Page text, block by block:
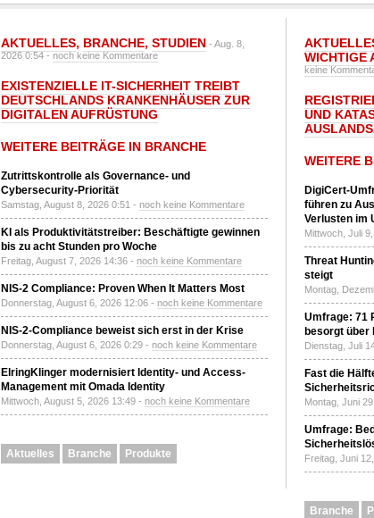
AKTUELLES, BRANCHE, STUDIEN - Aug. 8,
2026 0:54 -noch keine Kommentare
EXISTENZIELLE IT-SICHERHEIT TREIBT
DEUTSCHLANDS KRANKENHÄUSER ZUR
DIGITALEN AUFRÜSTUNG
WEITERE BEITRÄGE IN BRANCHE
Zutrittskontrolle als Governance- und
Cybersecurity-Priorität
Samstag, August 8, 2026 0:51 - noch keine Kommentare
KI als Produktivitätstreiber: Beschäftigte gewinnen
bis zu acht Stunden pro Woche
Freitag, August 7, 2026 14:36 - noch keine Kommentare
NIS-2 Compliance: Proven When It Matters Most
Donnerstag, August 6, 2026 12:06 - noch keine Kommentare
NIS-2-Compliance beweist sich erst in der Krise
Donnerstag, August 6, 2026 0:29 - noch keine Kommentare
ElringKlinger modernisiert Identity- und Access-
Management mit Omada Identity
Mittwoch, August 5, 2026 13:49 - noch keine Kommentare
Aktuelles Branche Produkte
WICHTIGE
keine
UND
WEITERE
DigiCert-
führen zu
Verlusten im
Mittwoch, Juli
Threat
steigt
Montag,
Umfrage: 71
besorgt über
Dienstag, Juli
Fast die
Montag, Juni
Umfrage:
Freitag, Juni
Branche